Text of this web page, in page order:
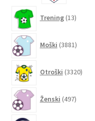
Trening 13izdelkov
Moški 3881izdelkov
Otroški 3320
Ženski 497izdelkov